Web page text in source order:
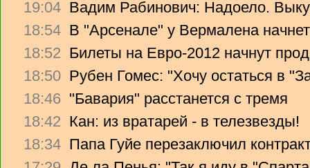
19:04 Вадим Рабинович: Надоело.
18:54 В "Арсенале" у Вермалена
18:52 Билеты на Евро-2012 начнут
18:50 Рубен Гомес: "Хочу остаться в
18:46 "Бавария" расстанется с тремя
18:42 Кан: из вратарей - в телезвезды!
18:34 Папа Гуйе перезаключил